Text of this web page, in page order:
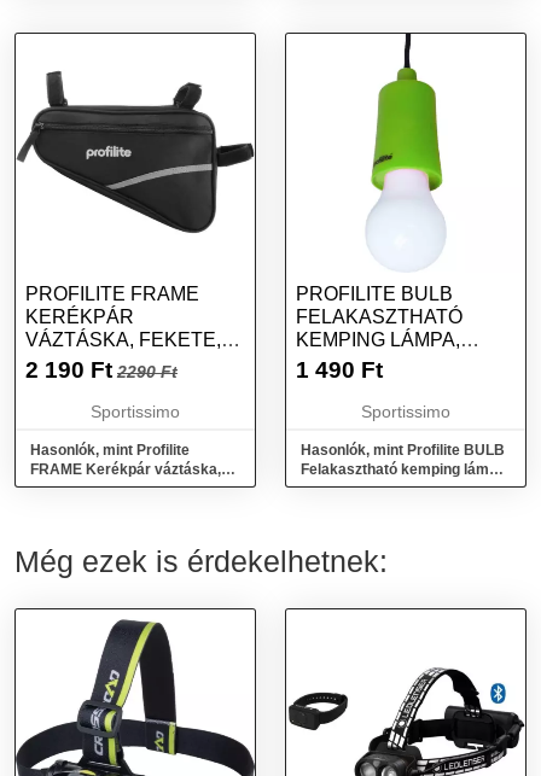
PROFILITE FRAME
KERÉKPÁR
VÁZTÁSKA, FEKETE,
MÉRET
2 190 Ft 2290 Ft
Sportissimo
Hasonlók, mint Profilite
FRAME Kerékpár váztáska,
fekete, méret
PROFILITE BULB
FELAKASZTHATÓ
KEMPING LÁMPA,
FÉNYVISSZAVERŐ
1 490 Ft
Sportissimo
Hasonlók, mint Profilite BULB
Felakasztható kemping lámpa,
fényvisszaverő neon, méret
Még ezek is érdekelhetnek: